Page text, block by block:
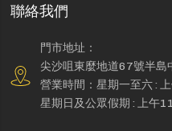
聯絡我們
門市地址：
尖沙咀東麼地道67號半島
營業時間：星期一至六 :
星期日及公眾假期 : 上午